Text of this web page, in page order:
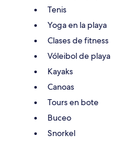
Tenis
Yoga en la playa
Clases de fitness
Vóleibol de playa
Kayaks
Canoas
Tours en bote
Buceo
Snorkel